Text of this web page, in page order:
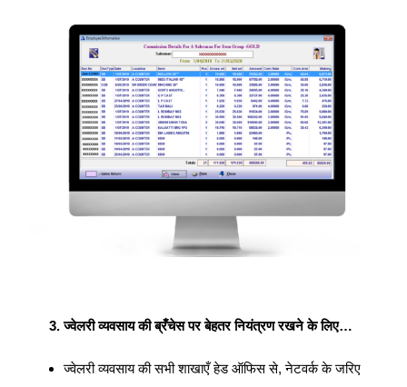
ज्वेलरी व्यवसाय की ब्रँचेस पर बेहतर नियंत्रण रखने के लिए…
ज्वेलरी व्यवसाय की सभी शाखाएँ हेड ऑफिस से, नेटवर्क के जरिए